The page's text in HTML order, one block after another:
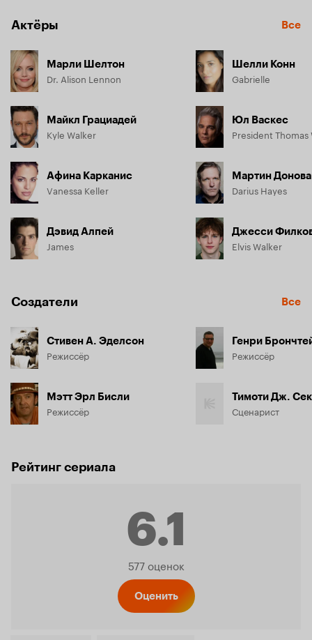
Актёры Все
Марли Шелтон
Dr. Alison Lennon
Майкл Грациадей
Kyle Walker
Афина Карканис
Vanessa Keller
Дэвид Алпей
James
Шелли Конн
Gabrielle
Юл Васкес
President
Мартин
Darius Hayes
Джесси
Elvis Walker
Создатели Все
Стивен А. Эделсон
Режиссёр
Мэтт Эрл Бисли
Режиссёр
Генри
Режиссёр
Тимоти Дж.
Сценарист
Рейтинг сериала
6.1
Рейтинг
577 оценок
Оценить